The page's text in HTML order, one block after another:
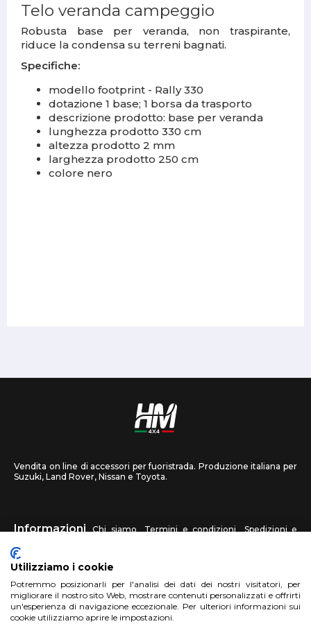
Telo veranda campeggio
Robusta base per veranda, non traspirante,
riduce la condensa su terreni bagnati.
Specifiche:
modello footprint - Rally 330
dotazione 1 base; 1 borsa da trasporto
descrizione prodotto: base per veranda
lunghezza prodotto 330 cm
altezza prodotto 2 mm
larghezza prodotto 250 cm
colore nero
Vendita on line di accessori per fuoristrada. Produzione italiana per
Suzuki, Land Rover, Nissan e Toyota.
Informazioni Chi siamo Termini e condizioni
Spedizioni e
recessi
HM4X4 FAQ Centri assistenza Invia una foto
Utilizziamo i cookie
Potremmo posizionarli per l'analisi dei dati dei nostri visitatori, per
migliorare il nostro sito Web, mostrare contenuti personalizzati e offrirti
un'esperienza di navigazione eccezionale. Per ulteriori informazioni sui
cookie utilizziamo aprire le impostazioni.